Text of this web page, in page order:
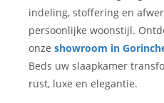
indeling, stoffering en
persoonlijke woonstijl.
onze showroom in
Beds uw slaapkamer
rust, luxe en elegantie.